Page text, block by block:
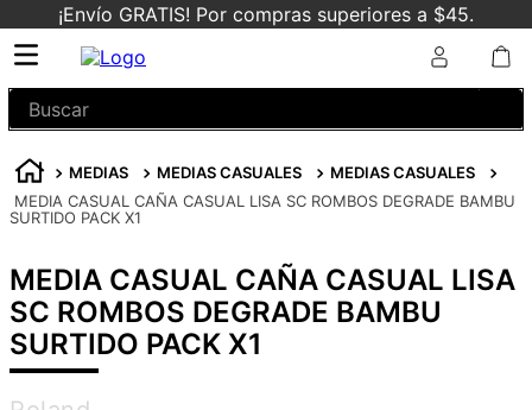
¡Envío GRATIS! Por compras superiores a $45.
Buscar
MEDIAS MEDIAS CASUALES
MEDIAS CASUALES
MEDIA CASUAL CAÑA CASUAL LISA SC ROMBOS DEGRADE BAMBU
SURTIDO PACK X1
MEDIA CASUAL CAÑA CASUAL LISA
SC ROMBOS DEGRADE BAMBU
SURTIDO PACK X1